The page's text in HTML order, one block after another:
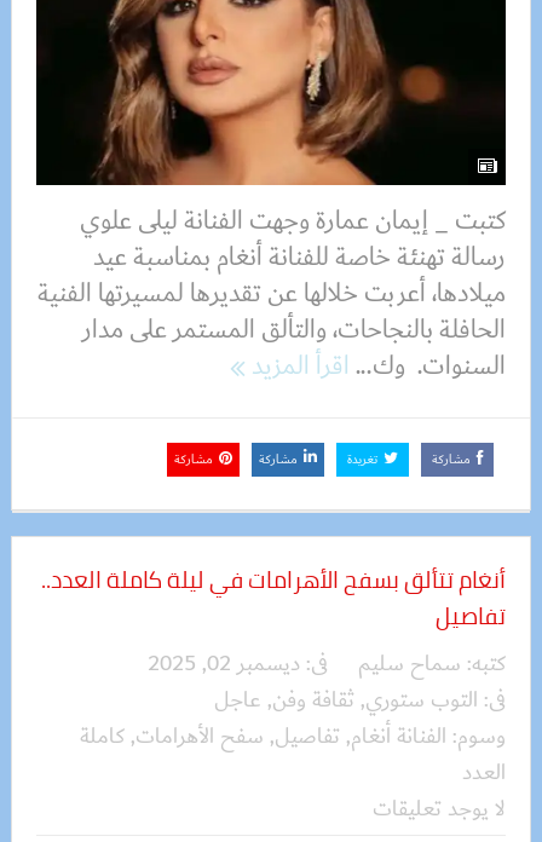
كتبت _ إيمان عمارة وجهت الفنانة ليلى علوي
رسالة تهنئة خاصة للفنانة أنغام بمناسبة عيد
ميلادها، أعربت خلالها عن تقديرها لمسيرتها الفنية
الحافلة بالنجاحات، والتألق المستمر على مدار
السنوات. وك...اقرأ المزيد
مشاركة تغريدة مشاركة مشاركة
أنغام تتألق بسفح الأهرامات في ليلة كاملة العدد..
تفاصيل
كتبه: سماح سليم فى: ديسمبر 02, 2025
فى: التوب ستوري, ثقافة وفن, عاجل
وسوم: الفنانة أنغام, تفاصيل, سفح الأهرامات,كاملة
العدد
لا يوجد تعليقات